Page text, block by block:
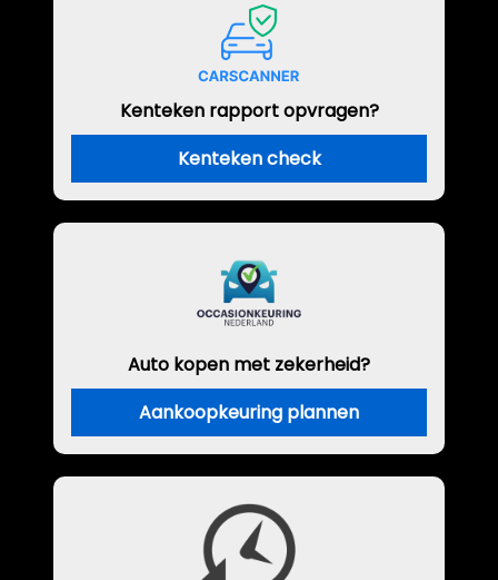
Kenteken rapport opvragen?
Kenteken check
Auto kopen met zekerheid?
Aankoopkeuring plannen